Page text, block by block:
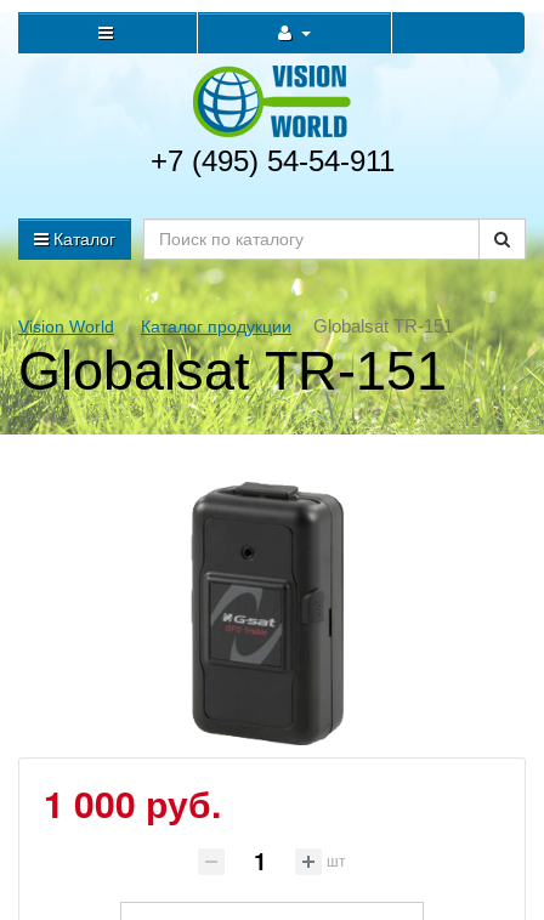
+7 (495) 54-54-911
Каталог
Vision World Каталог продукции Globalsat TR-151
Globalsat TR-151
1 000 руб.
шт